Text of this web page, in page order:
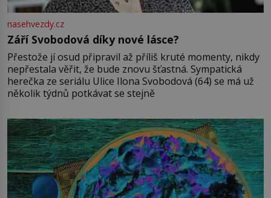
nasehvezdy.cz
Září Svobodová díky nové lásce?
Přestože jí osud připravil až příliš kruté momenty, nikdy
nepřestala věřit, že bude znovu šťastná. Sympatická
herečka ze seriálu Ulice Ilona Svobodová (64) se má už
několik týdnů potkávat se stejně